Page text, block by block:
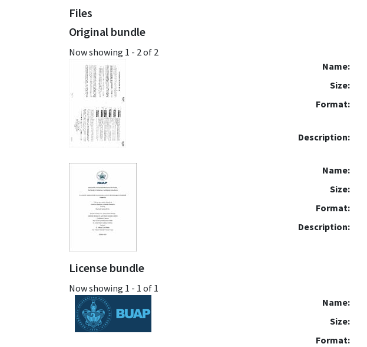
Files
Original bundle
Now showing 1 - 2 of 2
Name:
Size:
Format:
Description:
Name:
Size:
Format:
Description:
License bundle
Now showing 1 - 1 of 1
Name:
Size:
Format: